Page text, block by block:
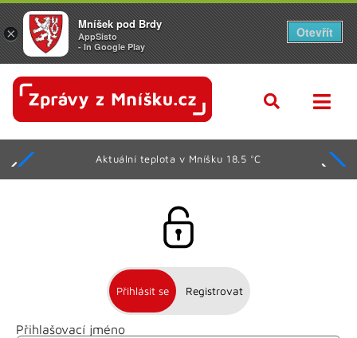
Aktuální teplota v Mníšku 18.5 °C
Přihlásit se Registrovat
Přihlašovací jméno
Jméno
×
Mníšek pod Brdy
AppSisto
- In Google Play
Otevřít